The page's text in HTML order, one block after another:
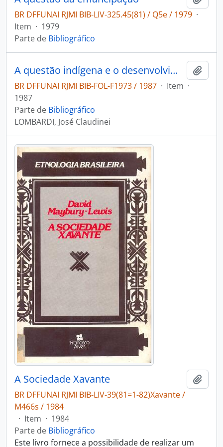
BR DFFUNAI RJMI BIB-LIV-325.45(81) / Q5e / 1979 ·
Item · 1979
Parte de Bibliográfico
A questão indígena e o desenvolvimento do capitalismo no Brasil: (estudo da Experiência Xavante com o mundo dos Branco desde a economia colonial à Mercantil-Escravista Nacional. Séc XIX).
BR DFFUNAI RJMI BIB-FOL-F1973 / 1987 · Item ·
1987
Parte de Bibliográfico
LOMBARDI, José Claudinei
A Sociedade Xavante
BR DFFUNAI RJMI BIB-LIV-39(81=1-82)Xavante /
M466s / 1984
· Item · 1984
Parte de Bibliográfico
Este livro fornece a possibilidade de realizar um